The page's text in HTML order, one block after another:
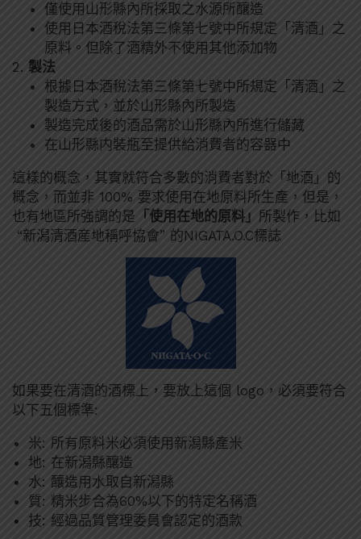
僅使用山形縣內所採取之水源所釀造
使用日本酒稅法第三條第七號中所規定「清酒」之
原料。但除了酒精外不使用其他添加物
製法
根據日本酒稅法第三條第七號中所規定「清酒」之
製造方式，並於山形縣內所製造
製造完成後的酒品需於山形縣內所進行儲藏
在山形縣内裝瓶至提供給消費者的容器中
這樣的概念，其實就符合多數的消費者對於「地酒」的
概念，而並非 100% 要求使用在地原料所生產，但是，
也有地區所強調的是 「使用在地的原料」 所製作，比如
“新潟清酒産地稱呼協會” 的NIGATA.O.C標誌
如果要在清酒的酒標上，要放上這個 logo，必須要符合
以下五個標準:
米: 所有原料米必須使用新潟縣產米
地: 在新潟縣釀造
水: 釀造用水取自新潟縣
質: 精米步合為60%以下的特定名稱酒
技: 經過品質管理委員會認定的酒款